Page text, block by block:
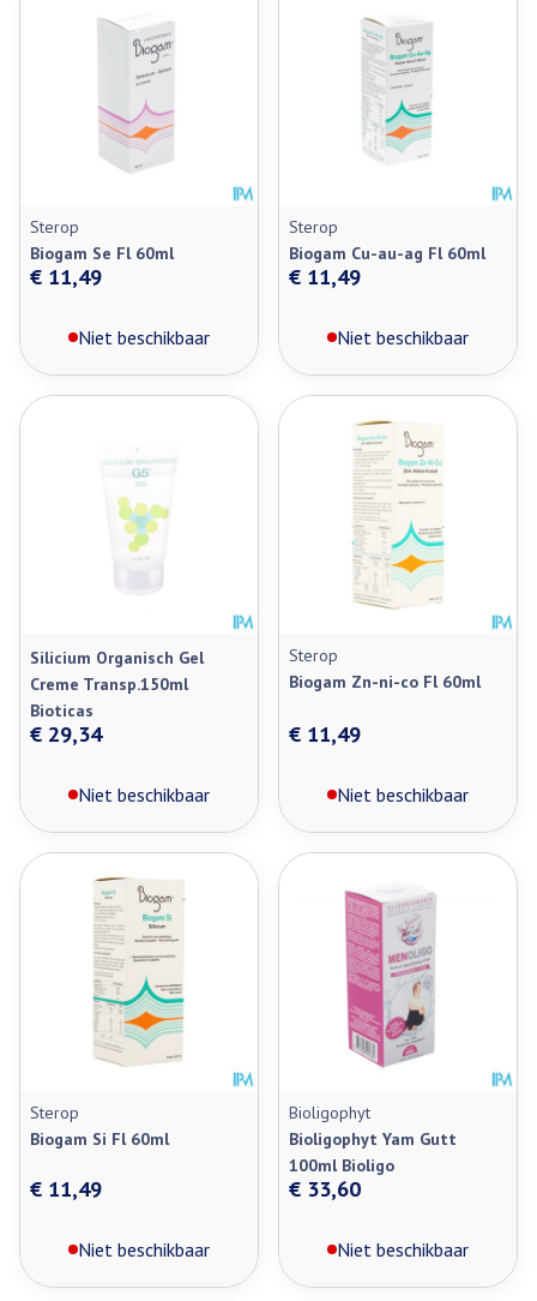
Sterop
Biogam Se Fl 60ml
€ 11,49
Niet beschikbaar
Sterop
Biogam Cu-au-ag Fl 60ml
€ 11,49
Niet beschikbaar
Silicium Organisch Gel
Creme Transp.150ml
Bioticas
€ 29,34
Niet beschikbaar
Sterop
Biogam Zn-ni-co Fl 60ml
€ 11,49
Niet beschikbaar
Sterop
Biogam Si Fl 60ml
€ 11,49
Niet beschikbaar
Bioligophyt
Bioligophyt Yam Gutt
100ml Bioligo
€ 33,60
Niet beschikbaar